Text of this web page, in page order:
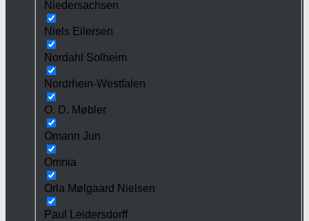
Niedersachsen
Niels Eilersen
Nordahl Solheim
Nordrhein-Westfalen
O. D. Møbler
Omann Jun
Omnia
Orla Mølgaard Nielsen
Paul Leidersdorff